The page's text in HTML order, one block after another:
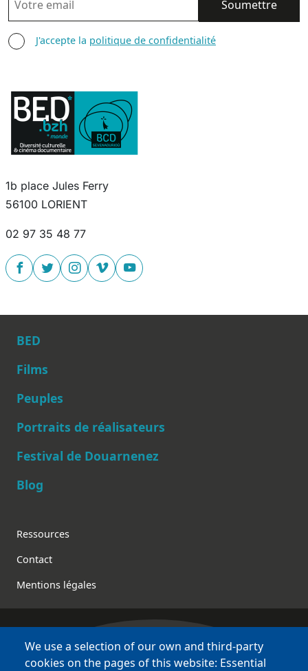
AGREE TERMS
J'accepte la politique de confidentialité
1b place Jules Ferry
56100 LORIENT
02 97 35 48 77
Main navigation
BED
Films
Peuples
Portraits de réalisateurs
Festival de Douarnenez
Blog
Footer
Ressources
Contact
Mentions légales
Bretagne Culture Diversité
We use a selection of our own and third-party
cookies on the pages of this website: Essential